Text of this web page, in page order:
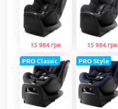
15 984 грн 15 984 грн
PRO Classic PRO Style